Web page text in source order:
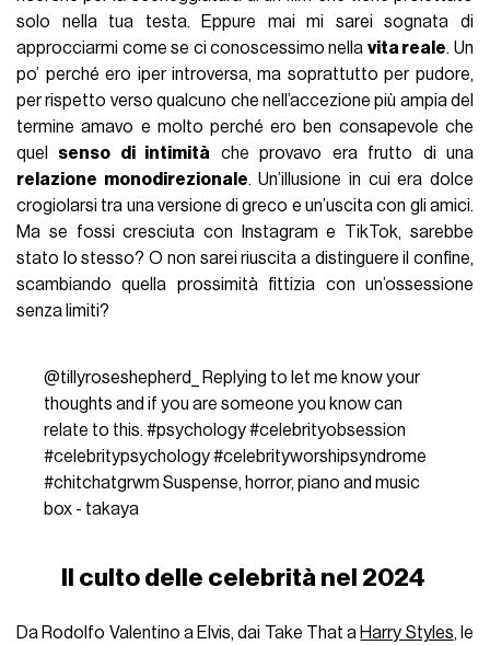
solo nella tua testa. Eppure mai mi sarei sognata di
approcciarmi come se ci conoscessimo nella vita reale. Un
po’ perché ero iper introversa, ma soprattutto per pudore,
per rispetto verso qualcuno che nell’accezione più ampia del
termine amavo e molto perché ero ben consapevole che
quel senso di intimità che provavo era frutto di una
relazione monodirezionale. Un’illusione in cui era dolce
crogiolarsi tra una versione di greco e un’uscita con gli amici.
Ma se fossi cresciuta con Instagram e TikTok, sarebbe
stato lo stesso? O non sarei riuscita a distinguere il confine,
scambiando quella prossimità fittizia con un’ossessione
senza limiti?
@tillyroseshepherd_
Replying to let me know your
thoughts and if you are someone you know can
relate to this. #psychology#celebrityobsession
#celebritypsychology#celebrityworshipsyndrome
#chitchatgrwm Suspense, horror, piano and music
box - takaya
Il culto delle celebrità nel 2024
Da Rodolfo Valentino a Elvis, dai Take That a Harry Styles, le